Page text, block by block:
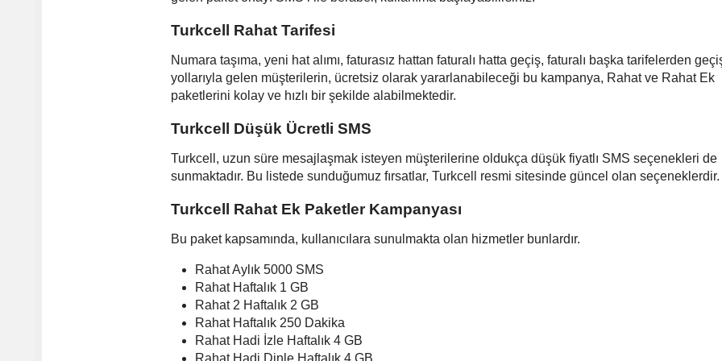
Turkcell Rahat Tarifesi
Numara taşıma, yeni hat alımı, faturasız hattan faturalı hatta geçiş, faturalı başka tarifelerden
yollarıyla gelen müşterilerin, ücretsiz olarak yararlanabileceği bu kampanya, Rahat ve Rahat Ek
paketlerini kolay ve hızlı bir şekilde alabilmektedir.
Turkcell Düşük Ücretli SMS
Turkcell, uzun süre mesajlaşmak isteyen müşterilerine oldukça düşük fiyatlı SMS seçenekleri de
sunmaktadır. Bu listede sunduğumuz fırsatlar, Turkcell resmi sitesinde güncel olan seçeneklerdir.
Turkcell Rahat Ek Paketler Kampanyası
Bu paket kapsamında, kullanıcılara sunulmakta olan hizmetler bunlardır.
Rahat Aylık 5000 SMS
Rahat Haftalık 1 GB
Rahat 2 Haftalık 2 GB
Rahat Haftalık 250 Dakika
Rahat Hadi İzle Haftalık 4 GB
Rahat Hadi Dinle Haftalık 4 GB